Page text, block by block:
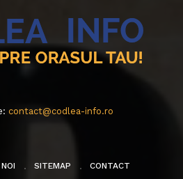
contact@codlea-info.ro
SITEMAP CONTACT